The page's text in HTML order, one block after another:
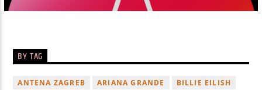
[...]
Learn more
BY TAG
ANTENA ZAGREB ARIANA GRANDE
BILLIE EILISH